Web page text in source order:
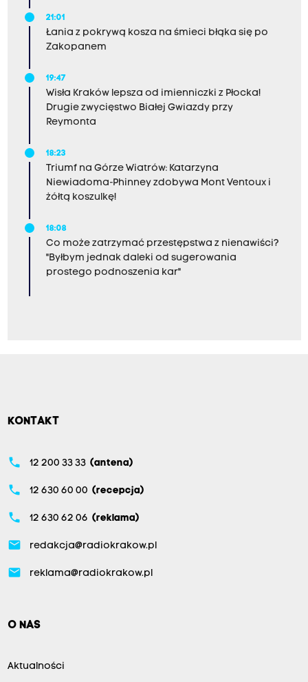
21:01
Łania z pokrywą kosza na śmieci błąka się po
Zakopanem
19:47
Wisła Kraków lepsza od imienniczki z Płocka!
Drugie zwycięstwo Białej Gwiazdy przy
Reymonta
18:23
Triumf na Górze Wiatrów: Katarzyna
Niewiadoma-Phinney zdobywa Mont Ventoux i
żółtą koszulkę!
18:08
Co może zatrzymać przestępstwa z nienawiści?
"Byłbym jednak daleki od sugerowania
prostego podnoszenia kar"
KONTAKT
phone 12 200 33 33 (antena)
phone 12 630 60 00 (recepcja)
phone 12 630 62 06 (reklama)
email redakcja@radiokrakow.pl
email reklama@radiokrakow.pl
O NAS
Aktualności